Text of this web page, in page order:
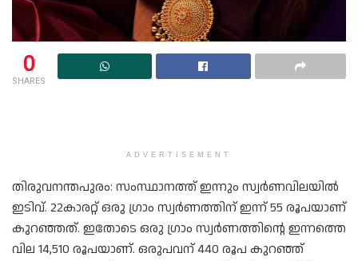
0
SHARES
ADVERTISEMENT
തിരുവനന്തപുരം: സംസ്ഥാനത്ത് ഇന്നും സ്വർണവിലയിൽ
ഇടിവ്. 22കാരറ്റ് ഒരു ഗ്രാം സ്വർണത്തിന് ഇന്ന് 55 രൂപയാണ്
കുറഞ്ഞത്. ഇതോടെ ഒരു ഗ്രാം സ്വർണത്തിന്റെ ഇന്നത്തെ
വില 14,​510 രൂപയാണ്. ഒരുപവന് 440 രൂപ കുറഞ്ഞ്